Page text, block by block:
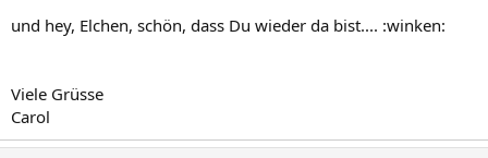
und hey, Elchen, schön, dass Du wieder da bist.... :winken:
Viele Grüsse
Carol